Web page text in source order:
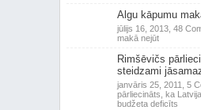
Algu kāpumu
jūlijs 16, 2013, 48
makā nejūt
Rimšēvičs
steidzami
janvāris 25, 2011, 5
pārliecināts, ka
budžeta deficīts